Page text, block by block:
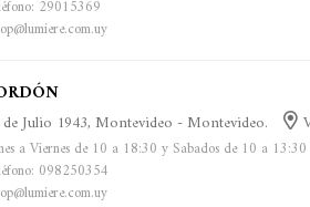
29015369
de Julio 1943, Montevideo - Montevideo.
a Viernes de 10 a 18:30 y Sabados de 10 a 13:30
098250354